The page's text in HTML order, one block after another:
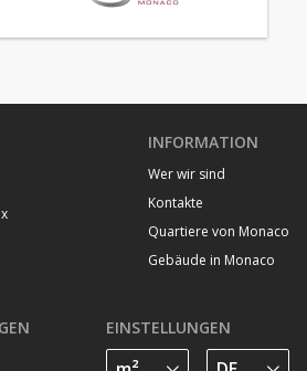
INFORMATION
Wer wir sind
Kontakte
Quartiere von Monaco
Gebäude in Monaco
EINSTELLUNGEN